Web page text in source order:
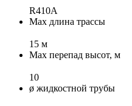
R410A
Max длина трассы
15 м
Max перепад высот, м
10
ø жидкостной трубы